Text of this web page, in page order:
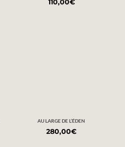
110,00€
AU LARGE DE L’ÉDEN
280,00€